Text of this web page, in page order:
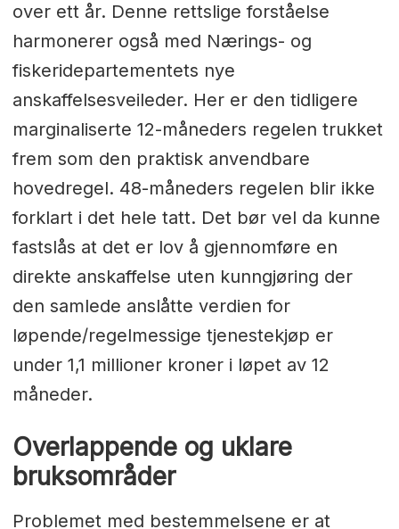
over ett år. Denne rettslige forståelse
harmonerer også med Nærings- og
fiskeridepartementets nye
anskaffelsesveileder. Her er den tidligere
marginaliserte 12-måneders regelen trukket
frem som den praktisk anvendbare
hovedregel. 48-måneders regelen blir ikke
forklart i det hele tatt. Det bør vel da kunne
fastslås at det er lov å gjennomføre en
direkte anskaffelse uten kunngjøring der
den samlede anslåtte verdien for
løpende/regelmessige tjenestekjøp er
under 1,1 millioner kroner i løpet av 12
måneder.
Overlappende og uklare
bruksområder
Problemet med bestemmelsene er at